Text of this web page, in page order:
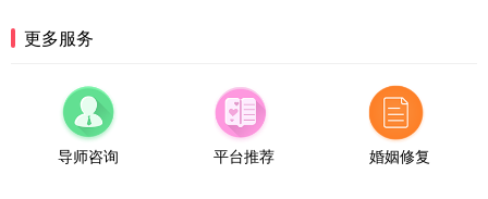
上海-黄浦 135****7601
24分钟前
微信用户 墨笙 通过此页面咨询，已获得专属情感方
更多服务
导师咨询 平台推荐 婚姻修复